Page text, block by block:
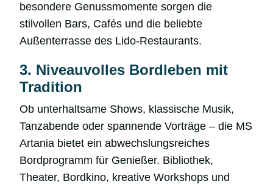
besondere Genussmomente sorgen die
stilvollen Bars, Cafés und die beliebte
Außenterrasse des Lido-Restaurants.
3. Niveauvolles Bordleben mit
Tradition
Ob unterhaltsame Shows, klassische Musik,
Tanzabende oder spannende Vorträge – die MS
Artania bietet ein abwechslungsreiches
Bordprogramm für Genießer. Bibliothek,
Theater, Bordkino, kreative Workshops und